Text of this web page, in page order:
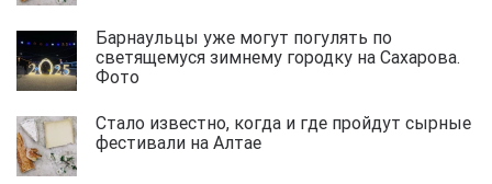
Барнаульцы уже могут погулять по
светящемуся зимнему городку на Сахарова.
Фото
Стало известно, когда и где пройдут сырные
фестивали на Алтае